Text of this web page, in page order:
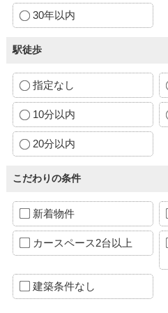
30年以内
駅徒歩
指定なし
10分以内
20分以内
こだわりの条件
新着物件
カースペース2台以上
建築条件なし